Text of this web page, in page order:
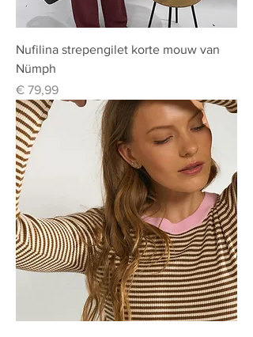
Nufilina strepengilet korte mouw van
Nümph
Prijs
€ 79,99